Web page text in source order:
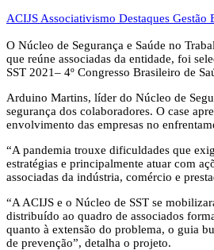
ACIJS Associativismo Destaques Gestão
O Núcleo de Segurança e Saúde no
que reúne associadas da entidade, foi
SST 2021– 4º Congresso Brasileiro de
Arduino Martins, líder do Núcleo de
segurança dos colaboradores. O case
envolvimento das empresas no
“A pandemia trouxe dificuldades que
estratégias e principalmente atuar com
associadas da indústria, comércio e
“A ACIJS e o Núcleo de SST se
distribuído ao quadro de associados
quanto à extensão do problema, o guia
de prevenção”, detalha o projeto.